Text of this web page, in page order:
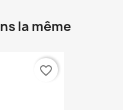
la même
favorite_border